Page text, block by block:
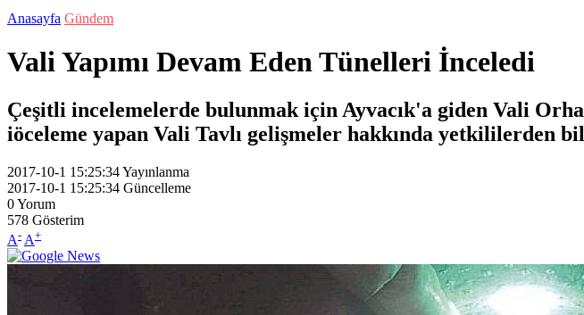
Anasayfa Gündem
Vali Yapımı Devam Eden Tünelleri İnceledi
Çeşitli incelemelerde bulunmak için Ayvacık'a giden Vali
iöceleme yapan Vali Tavlı gelişmeler hakkında yetkililerden
2017-10-1 15:25:34Yayınlanma
2017-10-1 15:25:34 Güncelleme
0Yorum
578 Gösterim
A- A+